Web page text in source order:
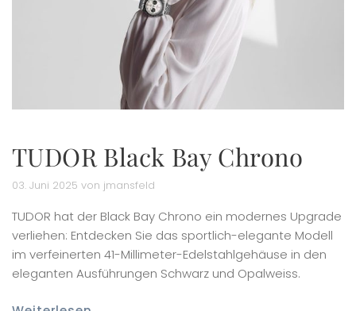
TUDOR Black Bay Chrono
03. Juni 2025 von jmansfeld
TUDOR hat der Black Bay Chrono ein modernes Upgrade
verliehen: Entdecken Sie das sportlich-elegante Modell
im verfeinerten 41-Millimeter-Edelstahlgehäuse in den
eleganten Ausführungen Schwarz und Opalweiss.